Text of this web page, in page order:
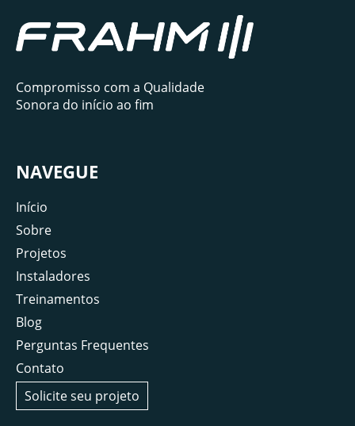
Compromisso com a Qualidade
Sonora do início ao fim
NAVEGUE
Início
Sobre
Projetos
Instaladores
Treinamentos
Blog
Perguntas Frequentes
Contato
Solicite seu projeto